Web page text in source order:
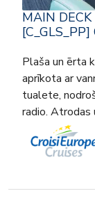
MAIN
[C_GLS_PP]
Plaša un ērta
aprīkota ar
tualete,
radio. Atrodas